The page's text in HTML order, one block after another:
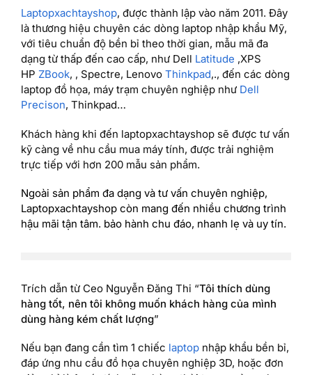
Laptopxachtayshop, được thành lập vào năm 2011. Đây
là thương hiệu chuyên các dòng laptop nhập khẩu Mỹ,
với tiêu chuẩn độ bền bỉ theo thời gian, mẫu mã đa
dạng từ thấp đến cao cấp, như Dell Latitude ,XPS
HP ZBook, , Spectre, Lenovo Thinkpad,., đến các dòng
laptop đồ họa, máy trạm chuyên nghiệp như Dell
Precison, Thinkpad…
Khách hàng khi đến laptopxachtayshop sẽ được tư vấn
kỹ càng về nhu cầu mua máy tính, được trải nghiệm
trực tiếp với hơn 200 mẫu sản phẩm.
Ngoài sản phẩm đa dạng và tư vấn chuyên nghiệp,
Laptopxachtayshop còn mang đến nhiều chương trình
hậu mãi tận tâm. bảo hành chu đáo, nhanh lẹ và uy tín.
Trích dẫn từ Ceo Nguyễn Đăng Thi “Tôi thích dùng
hàng tốt, nên tôi không muốn khách hàng của mình
dùng hàng kém chất lượng”
Nếu bạn đang cần tìm 1 chiếc laptop nhập khẩu bền bỉ,
đáp ứng nhu cầu đồ họa chuyên nghiệp 3D, hoặc đơn